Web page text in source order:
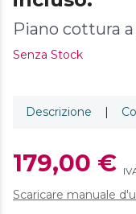
Piano cottura a
Senza Stock
Descrizione |
179,00 €
Scaricare manuale